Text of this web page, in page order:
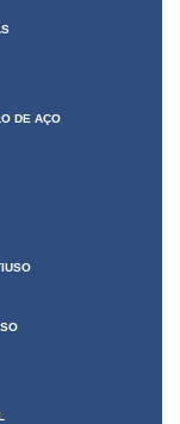
DE AÇO